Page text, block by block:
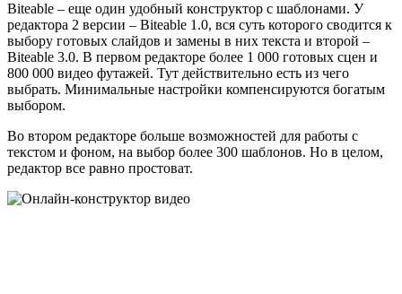
Biteable – еще один удобный конструктор с шаблонами. У
редактора 2 версии – Biteable 1.0, вся суть которого сводится к
выбору готовых слайдов и замены в них текста и второй –
Biteable 3.0. В первом редакторе более 1 000 готовых сцен и
800 000 видео футажей. Тут действительно есть из чего
выбрать. Минимальные настройки компенсируются богатым
выбором.
Во втором редакторе больше возможностей для работы с
текстом и фоном, на выбор более 300 шаблонов. Но в целом,
редактор все равно простоват.